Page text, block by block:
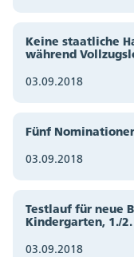
Keine staatliche
während
03.09.2018
Fünf
03.09.2018
Testlauf für neue
Kindergarten, 1./2.
03.09.2018